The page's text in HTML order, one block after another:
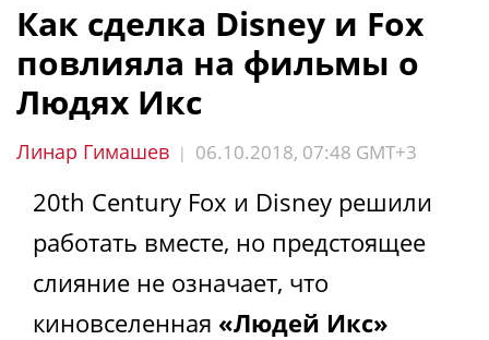
Как сделка Disney и Fox
повлияла на фильмы о
Людях Икс
Линар Гимашев | 06.10.2018, 07:48 GMT+3
20th Century Fox и Disney решили
работать вместе, но предстоящее
слияние не означает, что
киновселенная «Людей Икс»